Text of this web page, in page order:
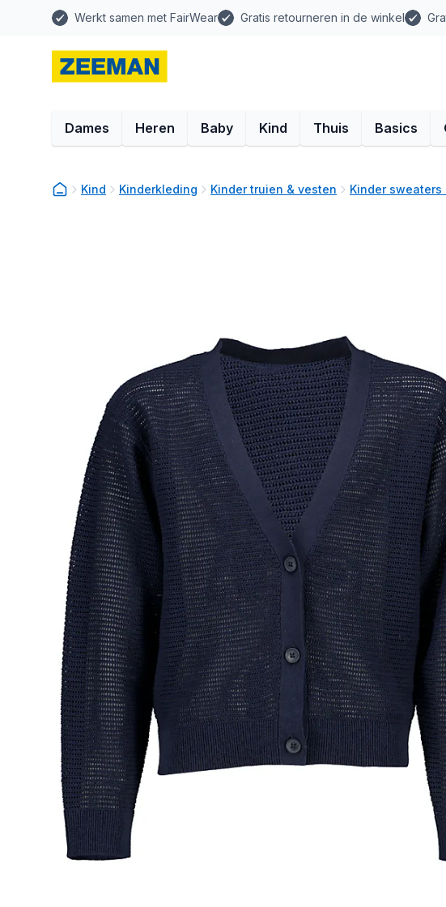
Werkt samen met FairWear Gratis retourneren in de winkel
Dames Heren Baby Kind Thuis Basics
Kind Kinderkleding Kinder truien & vesten Kinder sweaters